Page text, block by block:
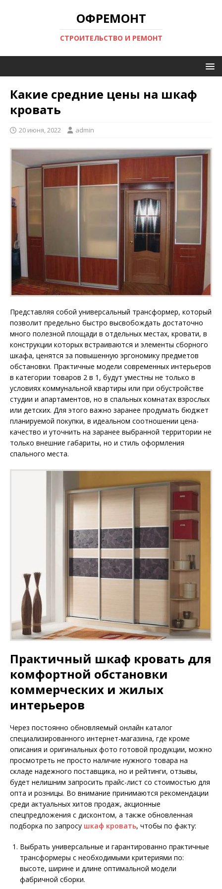
ОФРЕМОНТ
СТРОИТЕЛЬСТВО И РЕМОНТ
Какие средние цены на шкаф
кровать
20 июня, 2022 admin
Представляя собой универсальный трансформер, который
позволит предельно быстро высвобождать достаточно
много полезной площади в отдельных местах, кровати, в
конструкции которых встраиваются и элементы сборного
шкафа, ценятся за повышенную эргономику предметов
обстановки. Практичные модели современных интерьеров
в категории товаров 2 в 1, будут уместны не только в
условиях коммунальной квартиры или при обустройстве
студии и апартаментов, но в спальных комнатах взрослых
или детских. Для этого важно заранее продумать бюджет
планируемой покупки, в идеальном соотношении цена-
качество и уточнить на заранее выбранной территории не
только внешние габариты, но и стиль оформления
спального места.
Практичный шкаф кровать для
комфортной обстановки
коммерческих и жилых
интерьеров
Через постоянно обновляемый онлайн каталог
специализированного интернет-магазина, где кроме
описания и оригинальных фото готовой продукции, можно
просмотреть не просто наличие нужного товара на
складе надежного поставщика, но и рейтинги, отзывы,
будет нелишним запросить прайс-лист со стоимостью для
опта и розницы. Во внимание принимаются рекомендации
среди актуальных хитов продаж, акционные
спецпредложения с дисконтом, а также обновленная
подборка по запросу шкаф кровать, чтобы по факту:
Выбрать универсальные и гарантированно практичные
трансформеры с необходимыми критериями по:
высоте, ширине и длине оптимальной модели
фабричной сборки.